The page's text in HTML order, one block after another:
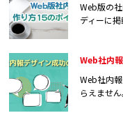
Web版の
ディーに
Web社内
Web社内
らえませ